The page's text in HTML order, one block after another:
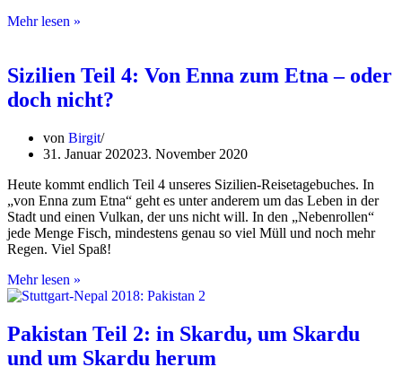
Mehr lesen »
B
kann
richtig
sein
Sizilien Teil 4: Von Enna zum Etna – oder
doch nicht?
von Birgit
31. Januar 202023. November 2020
Heute kommt endlich Teil 4 unseres Sizilien-Reisetagebuches. In
„von Enna zum Etna“ geht es unter anderem um das Leben in der
Stadt und einen Vulkan, der uns nicht will. In den „Nebenrollen“
jede Menge Fisch, mindestens genau so viel Müll und noch mehr
Regen. Viel Spaß!
Mehr lesen »
Teil
Von
Enna
zum
Pakistan Teil 2: in Skardu, um Skardu
und um Skardu herum